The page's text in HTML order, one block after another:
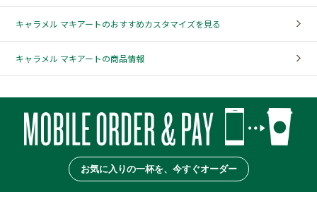
キャラメル マキアートのおすすめカスタマイズを見る
キャラメル マキアートの商品情報
お気に入りの一杯を、今すぐオーダー